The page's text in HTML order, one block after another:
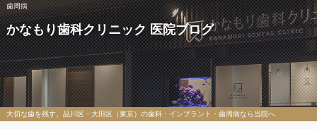
歯周病
かなもり歯科クリニック 医院ブログ
大切な歯を残す。品川区・大田区（東京）の歯科・インプラント・歯周病なら当院へ